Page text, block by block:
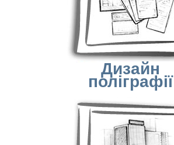
Дизайн
поліграфії